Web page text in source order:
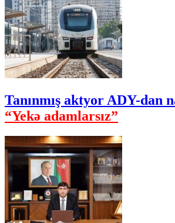
Tanınmış aktyor ADY-dan
“Yekə adamlarsız”